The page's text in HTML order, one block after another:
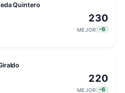
Quintero
230
MEJOR -6
220
MEJOR -6